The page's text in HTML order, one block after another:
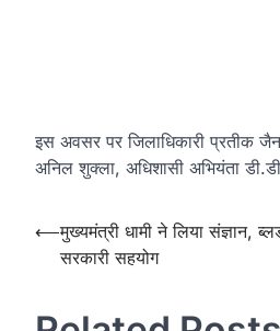
इस अवसर पर जिलाधिकारी प्रतीक
अनिल शुक्ला, अधिशासी अभियंता
Post
navigation
⟵मुख्यमंत्री धामी ने लिया संज्ञान,
सरकारी सहयोग